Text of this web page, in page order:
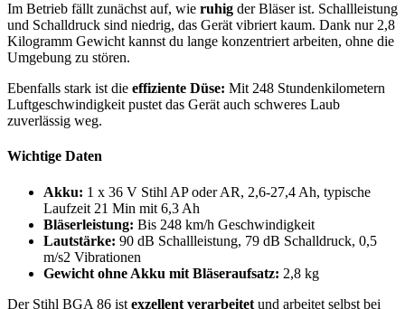
Im Betrieb fällt zunächst auf, wie ruhig der Bläser ist. Schallleistung
und Schalldruck sind niedrig, das Gerät vibriert kaum. Dank nur 2,8
Kilogramm Gewicht kannst du lange konzentriert arbeiten, ohne die
Umgebung zu stören.
Ebenfalls stark ist die effiziente Düse: Mit 248 Stundenkilometern
Luftgeschwindigkeit pustet das Gerät auch schweres Laub
zuverlässig weg.
Wichtige Daten
Akku: 1 x 36 V Stihl AP oder AR, 2,6-27,4 Ah, typische
Laufzeit 21 Min mit 6,3 Ah
Bläserleistung: Bis 248 km/h Geschwindigkeit
Lautstärke: 90 dB Schallleistung, 79 dB Schalldruck, 0,5
m/s2 Vibrationen
Gewicht ohne Akku mit Bläseraufsatz: 2,8 kg
Der Stihl BGA 86 ist exzellent verarbeitet und arbeitet selbst bei